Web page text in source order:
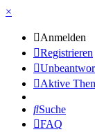
×
Anmelden
Registrieren
Aktive
Suche
FAQ